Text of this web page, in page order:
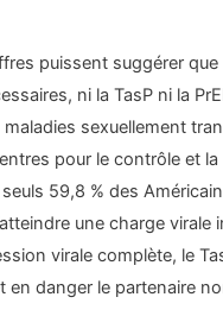
puissent suggérer
ni la TasP ni la
maladies sexuellement
pour le contrôle et
59,8 % des
une charge virale
virale complète, le
en danger le partenaire